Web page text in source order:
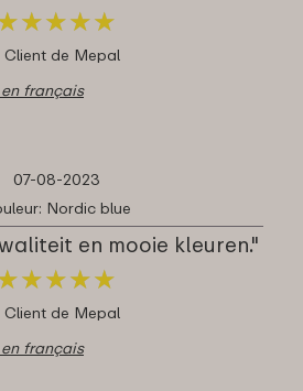
★★★★
★★★★
Client de Mepal
français
07-08-2023
Nordic blue
en mooie kleuren."
★★★★
★★★★
Client de Mepal
français